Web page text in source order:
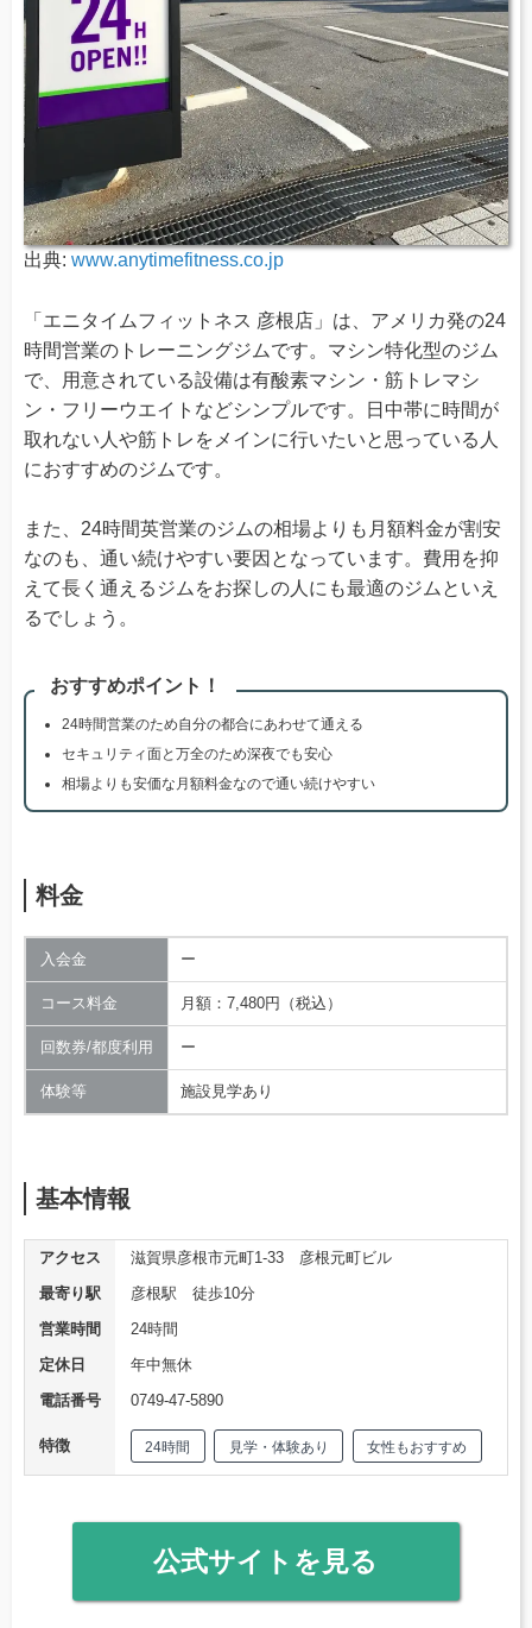
出典: www.anytimefitness.co.jp
「エニタイムフィットネス 彦根店」は、アメリカ発の24
時間営業のトレーニングジムです。マシン特化型のジム
で、用意されている設備は有酸素マシン・筋トレマシ
ン・フリーウエイトなどシンプルです。日中帯に時間が
取れない人や筋トレをメインに行いたいと思っている人
におすすめのジムです。
また、24時間英営業のジムの相場よりも月額料金が割安
なのも、通い続けやすい要因となっています。費用を抑
えて長く通えるジムをお探しの人にも最適のジムといえ
るでしょう。
おすすめポイント！
24時間営業のため自分の都合にあわせて通える
セキュリティ面と万全のため深夜でも安心
相場よりも安価な月額料金なので通い続けやすい
料金
入会金 ー
コース料金 月額：7,480円（税込）
回数券/都度利用 ー
体験等 施設見学あり
基本情報
アクセス
滋賀県彦根市元町1-33 彦根元町ビル
最寄り駅
彦根駅 徒歩10分
営業時間
24時間
定休日
年中無休
電話番号
0749-47-5890
特徴 24時間 見学・体験あり 女性もおすすめ
公式サイトを見る